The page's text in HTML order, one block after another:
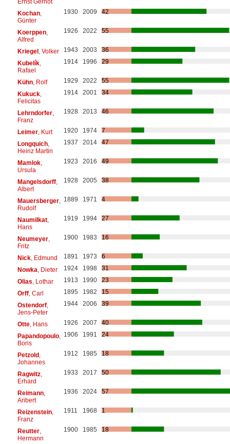
Kochan,
Günter
1930 2009 42
Koerppen,
Alfred
1926 2022 55
Kriegel, Volker 1943 2003
36
Kubelík,
Rafael
1914 1996 29
Kühn, Rolf 1929 2022
55
Kukuck,
Felicitas
1914 2001 34
Lehrndorfer,
Franz
1928 2013 46
Leimer, Kurt 1920 1974
7
Longquich,
Heinz Martin
1937 2014 47
Mamlok,
Ursula
1923 2016 49
Mangelsdorff,
Albert
1928 2005 38
Mauersberger,
Rudolf
1889 1971 4
Naumilkat,
Hans
1919 1994 27
Neumeyer,
Fritz
1900 1983 16
Nick, Edmund 1891 1973
6
Nowka , Dieter 1924 1998
31
Olias , Lothar 1913 1990
23
Orff, Carl 1895 1982
15
Ostendorf,
Jens-Peter
1944 2006 39
Otte, Hans 1926 2007
40
Papandopoulo,
Boris
1906 1991 24
Petzold,
Johannes
1912 1985 18
Ragwitz,
Erhard
1933 2017 50
Reimann,
Aribert
1936 2024 57
Reizenstein,
Franz
1911 1968 1
Reutter,
Hermann
1900 1985 18